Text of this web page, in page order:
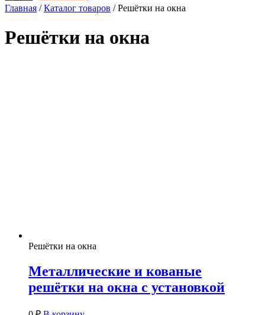
Главная /Каталог товаров / Решётки на окна
Решётки на окна
Решётки на окна
Металлические и кованые
решётки на окна с установкой